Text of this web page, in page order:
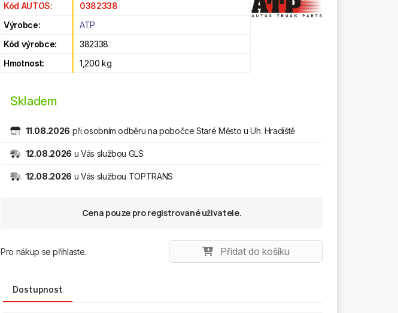
Kód AUTOS:
0382338
Výrobce:
ATP
Kód výrobce:
382338
Hmotnost:
1,200 kg
Skladem
11.08.2026 při osobním odběru na pobočce Staré Město u Uh. Hradiště
12.08.2026 u Vás službou GLS
12.08.2026 u Vás službou TOPTRANS
Cena pouze pro registrované uživatele.
Pro nákup se přihlaste. Přidat do košíku
Dostupnost